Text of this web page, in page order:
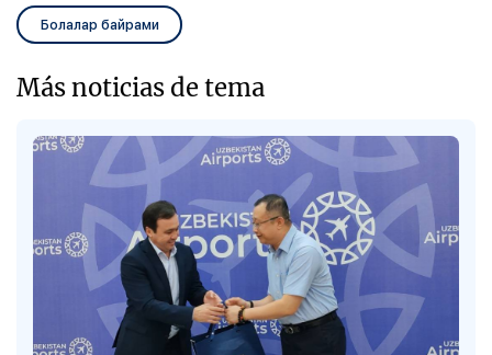
Болалар байрами
Más noticias de tema